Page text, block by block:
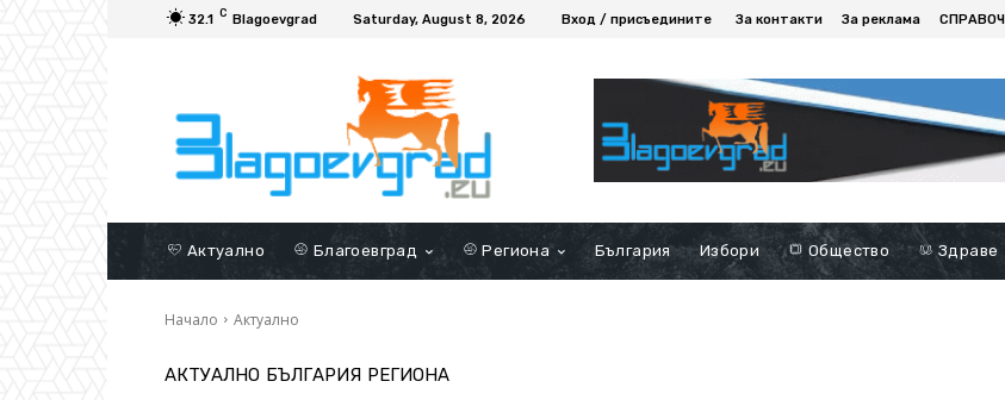
32.1 C Blagoevgrad Saturday, August 8, 2026 Вход / присъедините За контакти За реклама
Актуално Благоевград Региона България Избори Общество Здраве
Начало Актуално
АКТУАЛНО БЪЛГАРИЯ РЕГИОНА